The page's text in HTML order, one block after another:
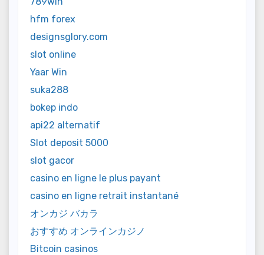
hfm forex
designsglory.com
slot online
Yaar Win
suka288
bokep indo
api22 alternatif
Slot deposit 5000
slot gacor
casino en ligne le plus payant
casino en ligne retrait instantané
オンカジ バカラ
おすすめ オンラインカジノ
Bitcoin casinos